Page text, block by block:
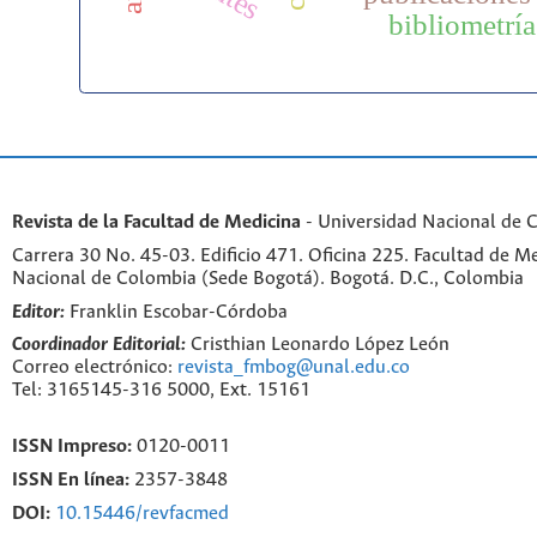
bibliometría
Revista de la Facultad de Medicina - Universidad Nacional de
Carrera 30 No. 45-03. Edificio 471. Oficina 225. Facultad de
Nacional de Colombia (Sede Bogotá). Bogotá. D.C., Colombia
Editor: Franklin Escobar-Córdoba
Coordinador Editorial: Cristhian Leonardo López León
Correo electrónico: revista_fmbog@unal.edu.co
Tel: 3165145-316 5000, Ext. 15161
ISSN Impreso: 0120-0011
ISSN En línea: 2357-3848
DOI: 10.15446/revfacmed